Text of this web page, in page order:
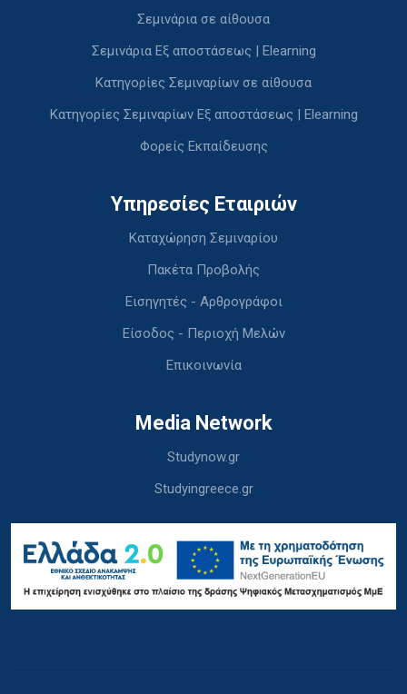
Σεμινάρια σε αίθουσα
Σεμινάρια Εξ αποστάσεως | Elearning
Κατηγορίες Σεμιναρίων σε αίθουσα
Κατηγορίες Σεμιναρίων Εξ αποστάσεως | Elearning
Φορείς Εκπαίδευσης
Υπηρεσίες Εταιριών
Καταχώρηση Σεμιναρίου
Πακέτα Προβολής
Εισηγητές - Αρθρογράφοι
Είσοδος - Περιοχή Μελών
Επικοινωνία
Media Network
Studynow.gr
Studyingreece.gr